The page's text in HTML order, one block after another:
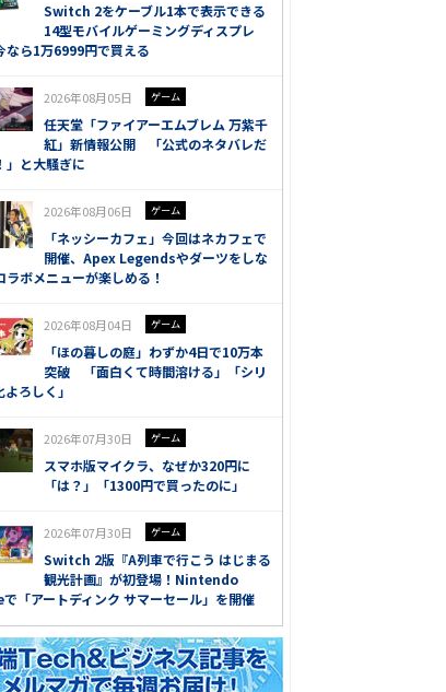
Switch 2をケーブル1本で表示できる
14型モバイルゲーミングディスプレ
なら1万6999円で買える
2026年08月05日 ゲーム
任天堂「ファイアーエムブレム 万紫千
紅」新情報公開 「公式のネタバレだ
」と大騒ぎに
2026年08月06日 ゲーム
「ネッシーカフェ」今回はネカフェで
開催、Apex Legendsやダーツをしな
ラボメニューが楽しめる！
2026年08月04日 ゲーム
「ほの暮しの庭」わずか4日で10万本
突破 「面白くて時間溶ける」「シリ
よろしく」
2026年07月30日 ゲーム
スマホ版マイクラ、なぜか320円に
「は？」「1300円で買ったのに」
2026年07月30日 ゲーム
Switch 2版『A列車で行こう はじまる
観光計画』が初登場！Nintendo
「アートディンク サマーセール」を開催